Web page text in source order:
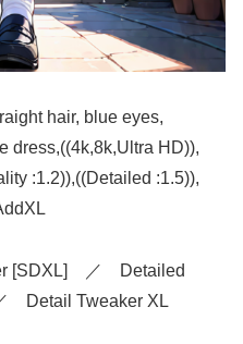
hair, blue eyes,
dress,((4k,8k,Ultra HD)),
:1.2)),((Detailed :1.5)),
[SDXL] ／ Detailed
Detail Tweaker XL